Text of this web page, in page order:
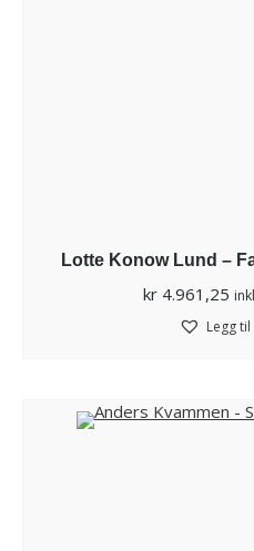
Lotte Konow Lund –
kr 4.961,25
Legg